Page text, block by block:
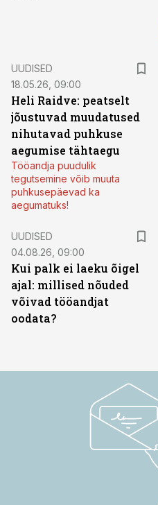
UUDISED
18.05.26, 09:00
Heli Raidve: peatselt
jõustuvad muudatused
nihutavad puhkuse
aegumise tähtaegu
Tööandja puudulik
tegutsemine võib muuta
puhkusepäevad ka
aegumatuks!
UUDISED
04.08.26, 09:00
Kui palk ei laeku õigel
ajal: millised nõuded
võivad tööandjat
oodata?